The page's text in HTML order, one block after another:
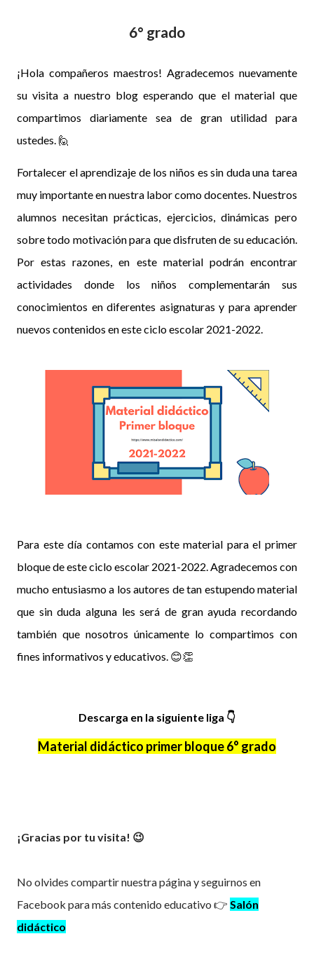
6° grado
¡Hola compañeros maestros! Agradecemos nuevamente
su visita a nuestro blog esperando que el material que
compartimos diariamente sea de gran utilidad para
ustedes. 🙋
Fortalecer el aprendizaje de los niños es sin duda una tarea
muy importante en nuestra labor como docentes. Nuestros
alumnos necesitan prácticas, ejercicios, dinámicas pero
sobre todo motivación para que disfruten de su educación.
Por estas razones, en este material podrán encontrar
actividades donde los niños complementarán sus
conocimientos en diferentes asignaturas y para aprender
nuevos contenidos en este ciclo escolar 2021-2022.
Para este día contamos con este material para el primer
bloque de este ciclo escolar 2021-2022. Agradecemos con
mucho entusiasmo a los autores de tan estupendo material
que sin duda alguna les será de gran ayuda recordando
también que nosotros únicamente lo compartimos con
fines informativos y educativos. 😊👏
Descarga en la siguiente liga 👇
Material didáctico primer bloque 6° grado
¡Gracias por tu visita! 😉
No olvides compartir nuestra página y seguirnos en
Facebook para más contenido educativo 👉 Salón
didáctico